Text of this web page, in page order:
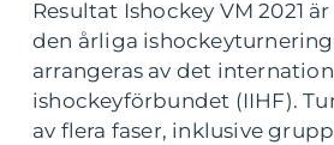
Resultat Ishockey VM 2021
den årliga
arrangeras av det
ishockeyförbundet (IIHF).
av flera faser, inklusive